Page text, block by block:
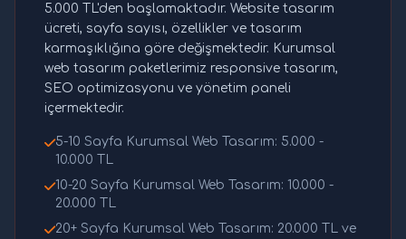
5.000 TL'den başlamaktadır. Website tasarım
ücreti, sayfa sayısı, özellikler ve tasarım
karmaşıklığına göre değişmektedir. Kurumsal
web tasarım paketlerimiz responsive tasarım,
SEO optimizasyonu ve yönetim paneli
içermektedir.
5-10 Sayfa Kurumsal Web Tasarım: 5.000 -
10.000 TL
10-20 Sayfa Kurumsal Web Tasarım: 10.000 -
20.000 TL
20+ Sayfa Kurumsal Web Tasarım: 20.000 TL ve